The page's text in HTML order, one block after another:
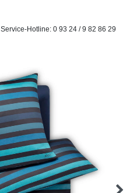
Service-Hotline: 0 93 24 / 9 82 86 29